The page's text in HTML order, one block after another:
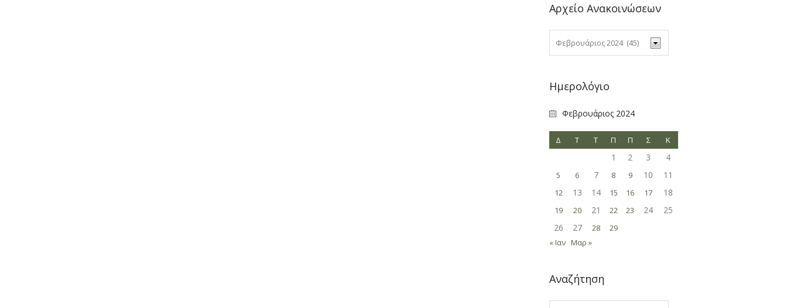
Αρχείο Ανακοινώσεων
Ημερολόγιο
Φεβρουάριος 2024
Δ Τ Τ Π Π Σ Κ
1 2 3 4
5 6 7 8 9 10 11
12 13 14 15 16 17 18
19 20 21 22 23 24
25
26
27 28
29
« Ιαν Μαρ »
Αναζήτηση